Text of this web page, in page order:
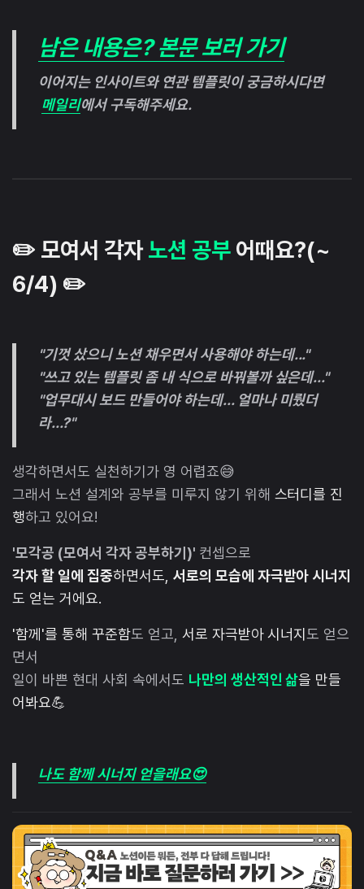
남은 내용은? 본문 보러 가기
이어지는 인사이트와 연관 템플릿이 궁금하시다면
메일리에서 구독해주세요.
✏️ 모여서 각자노션 공부어때요?(~
6/4) ✏️
"기껏 샀으니 노션 채우면서 사용해야 하는데..."
"쓰고 있는 템플릿 좀 내 식으로 바꿔볼까 싶은데..."
"업무대시 보드 만들어야 하는데... 얼마나 미뤘더
라...?"
생각하면서도 실천하기가 영 어렵죠😅
그래서 노션 설계와 공부를 미루지 않기 위해 스터디를 진
행하고 있어요!
'모각공 (모여서 각자 공부하기)' 컨셉으로
각자 할 일에 집중하면서도, 서로의 모습에 자극받아 시너지
도 얻는 거에요.
'함께'를 통해 꾸준함도 얻고, 서로 자극받아 시너지도 얻으
면서
일이 바쁜 현대 사회 속에서도 나만의 생산적인 삶을 만들
어봐요💪
나도 함께 시너지 얻을래요😍